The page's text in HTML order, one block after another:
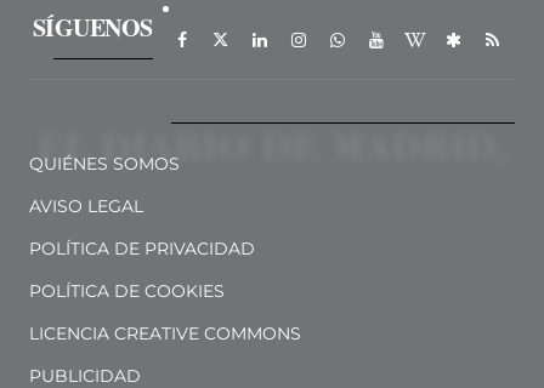
SÍGUENOS
QUIÉNES SOMOS
AVISO LEGAL
POLÍTICA DE PRIVACIDAD
POLÍTICA DE COOKIES
LICENCIA CREATIVE COMMONS
PUBLICIDAD